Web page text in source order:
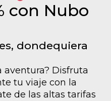
con Nubo
dondequiera
Disfruta
tu viaje con la
de las altas tarifas